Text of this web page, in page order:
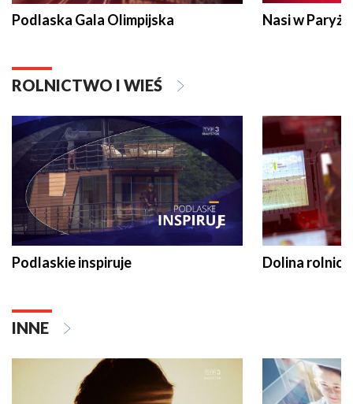
Podlaska Gala Olimpijska Nasi w Paryżu
ROLNICTWO I WIEŚ
Podlaskie inspiruje Dolina
INNE